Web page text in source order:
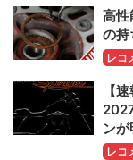
高性
の持
レコ
【
ン
レコ